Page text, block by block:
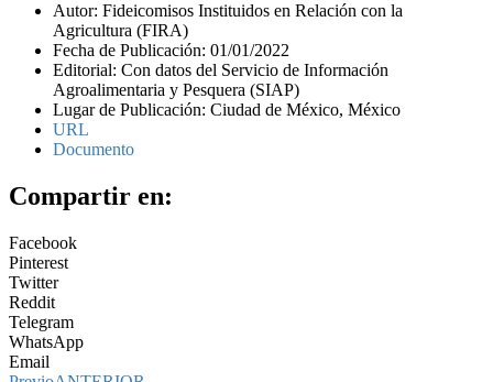
Autor: Fideicomisos Instituidos en Relación con la
Agricultura (FIRA)
Fecha de Publicación: 01/01/2022
Editorial: Con datos del Servicio de Información
Agroalimentaria y Pesquera (SIAP)
Lugar de Publicación: Ciudad de México, México
URL
Documento
Compartir en:
Facebook
Pinterest
Twitter
Reddit
Telegram
WhatsApp
Email